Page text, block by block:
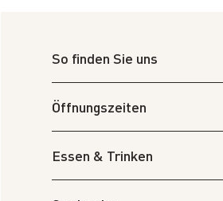
So finden Sie uns
Öffnungszeiten
Essen & Trinken